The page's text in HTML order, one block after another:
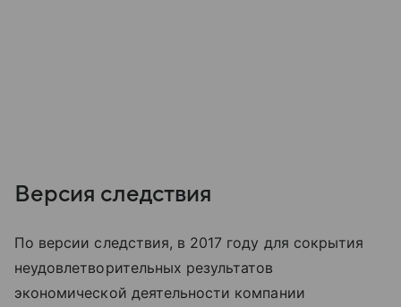
Версия следствия
По версии следствия, в 2017 году для сокрытия
неудовлетворительных результатов
экономической деятельности компании